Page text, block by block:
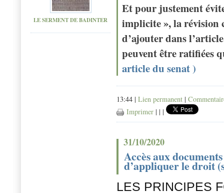
LE SERMENT DE BADINTER
Et pour justement
implicite », la révision
d’ajouter dans
peuvent être ratifiées
article du senat )
13:44 | Lien permanent |
Imprimer | | |
31/10/2020
Accès aux
d’appliquer le droit
LES PRINCIPES